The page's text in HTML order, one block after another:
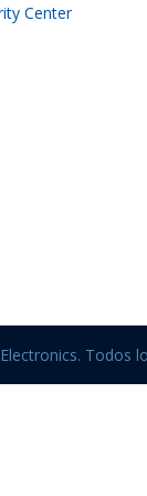
Center
Todos